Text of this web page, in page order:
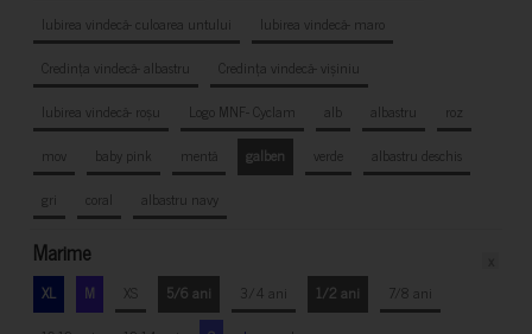
Iubirea vindecă- culoarea untului
Iubirea vindecă- maro
Credința vindecă- albastru
Credința vindecă- vișiniu
Iubirea vindecă- roșu
Logo MNF- Cyclam alb albastru
roz
mov
baby pink mentă galben verde
albastru deschis
gri
coral albastru navy
Marime
XL M XS 5/6 ani 3/4 ani 1/2 ani
7/8 ani